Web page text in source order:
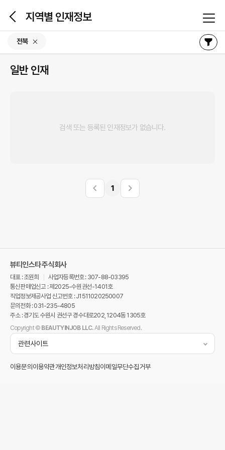
지역별 인재정보
전북
일반 인재
검색 또는 등록된 인재정보가 없습니다.
1
이용문의이용약관개인정보처리방침이메일무단수집거부
뷰티인스타 주식회사
대표 : 조원희
사업자등록번호 : 307-88-03395
통신판매업신고 : 제2025-수원권선-1401호
직업정보제공사업 신고번호 : J1511020250007
문의전화 : 031-235-4805
주소 : 경기도 수원시 권선구 경수대로202, 1204동 1305호
Copyright © BEAUTYINJOB LLC.All Rights Reserved.
관련사이트